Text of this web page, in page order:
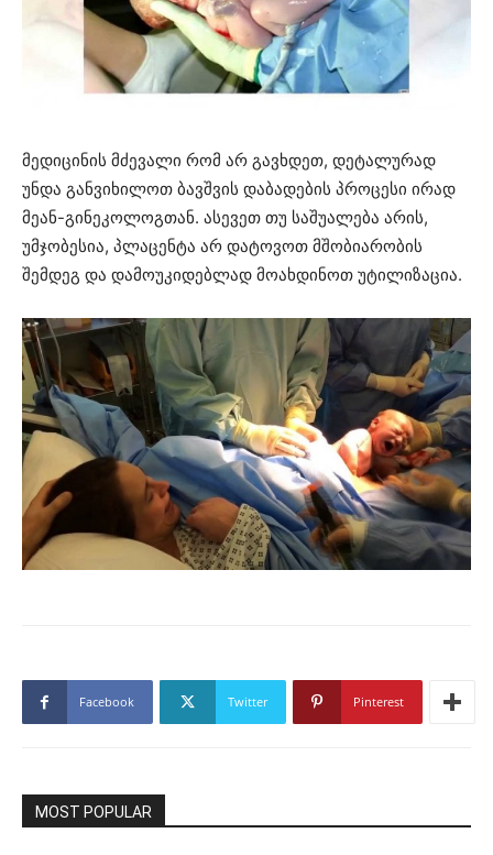
მედიცინის მძევალი რომ არ გავხდეთ, დეტალურად
უნდა განვიხილოთ ბავშვის დაბადების პროცესი ირად
მეან-გინეკოლოგთან. ასევეთ თუ საშუალება არის,
უმჯობესია, პლაცენტა არ დატოვოთ მშობიარობის
შემდეგ და დამოუკიდებლად მოახდინოთ უტილიზაცია.
Facebook Twitter Pinterest
MOST POPULAR